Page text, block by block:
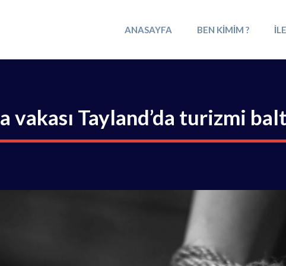
ANASAYFA BEN KIMIM ?
vakası Tayland’da turizmi